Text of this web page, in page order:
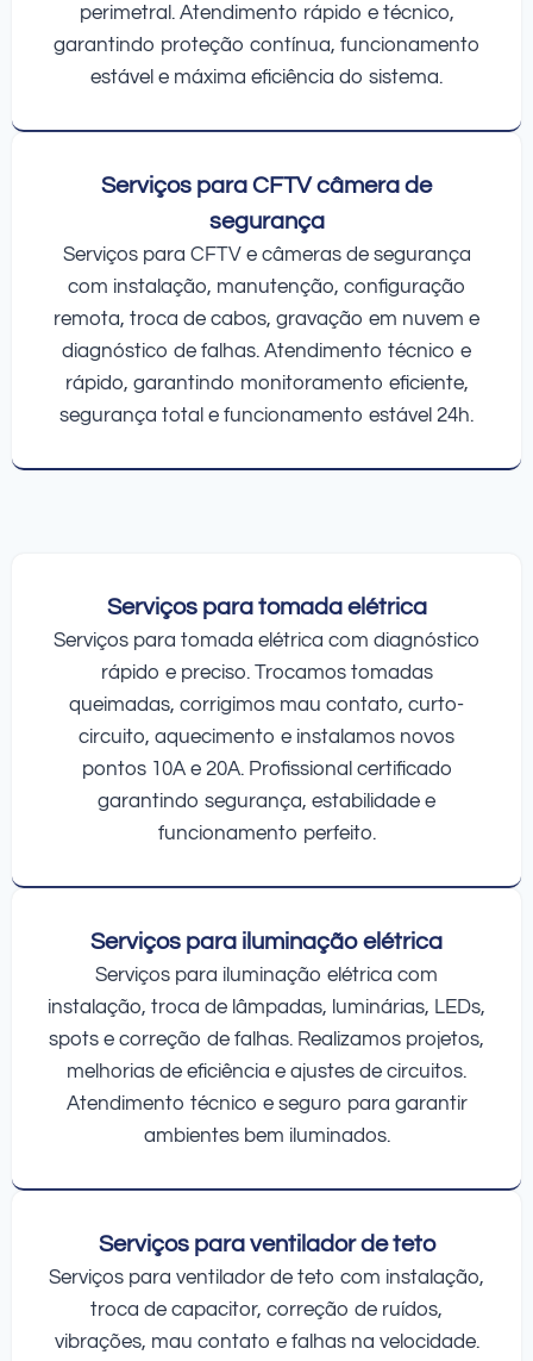
perimetral. Atendimento rápido e técnico,
garantindo proteção contínua, funcionamento
estável e máxima eficiência do sistema.
Serviços para CFTV câmera de
segurança
Serviços para CFTV e câmeras de segurança
com instalação, manutenção, configuração
remota, troca de cabos, gravação em nuvem e
diagnóstico de falhas. Atendimento técnico e
rápido, garantindo monitoramento eficiente,
segurança total e funcionamento estável 24h.
Serviços para tomada elétrica
Serviços para tomada elétrica com diagnóstico
rápido e preciso. Trocamos tomadas
queimadas, corrigimos mau contato, curto-
circuito, aquecimento e instalamos novos
pontos 10A e 20A. Profissional certificado
garantindo segurança, estabilidade e
funcionamento perfeito.
Serviços para iluminação elétrica
Serviços para iluminação elétrica com
instalação, troca de lâmpadas, luminárias, LEDs,
spots e correção de falhas. Realizamos projetos,
melhorias de eficiência e ajustes de circuitos.
Atendimento técnico e seguro para garantir
ambientes bem iluminados.
Serviços para ventilador de teto
Serviços para ventilador de teto com instalação,
troca de capacitor, correção de ruídos,
vibrações, mau contato e falhas na velocidade.